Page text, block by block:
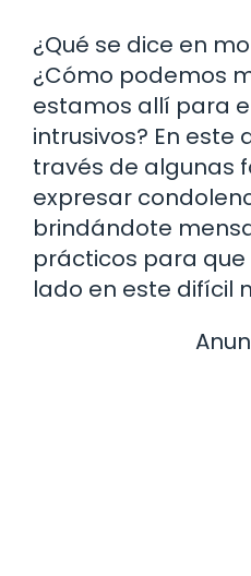
¿Qué se dice en
¿Cómo podemos
estamos allí para
intrusivos? En este
través de algunas
expresar
brindándote
prácticos para
lado en este difícil